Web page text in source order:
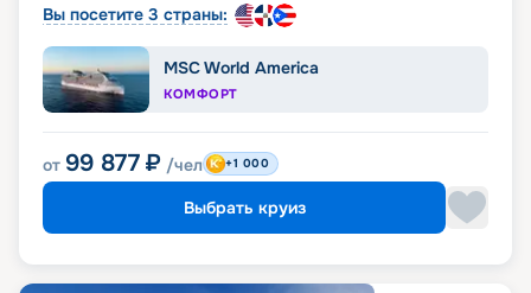
Вы посетите 3 страны:
MSC World America
КОМФОРТ
от 99 877 ₽ /чел +1 000
Выбрать круиз